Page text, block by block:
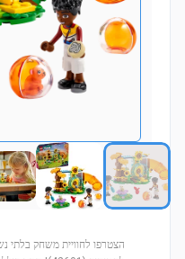
הצטרפו לחוויית משחק בלתי